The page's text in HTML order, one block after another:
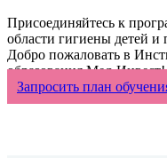
Присоединяйтесь к
области гигиены детей и
Добро пожаловать в
образования Мед-Инвест!
Запросить план